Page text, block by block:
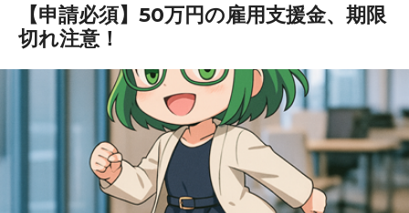
【申請必須】50万円の雇用支援金、期限
切れ注意！